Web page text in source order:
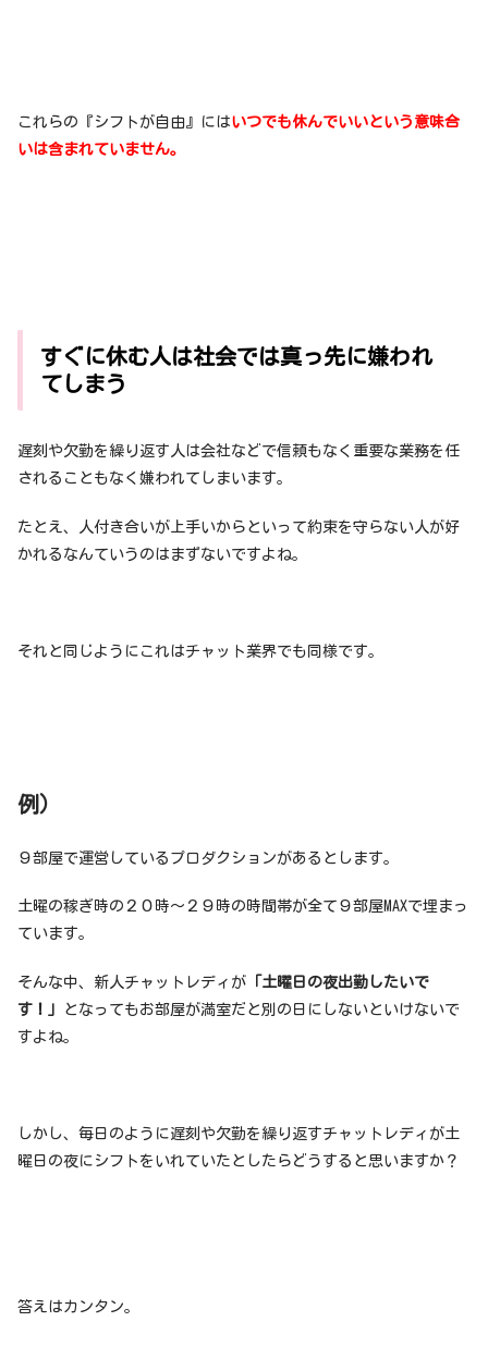
これらの『シフトが自由』にはいつでも休んでいいという意味合
いは含まれていません。
すぐに休む人は社会では真っ先に嫌われ
てしまう
遅刻や欠勤を繰り返す人は会社などで信頼もなく重要な業務を任
されることもなく嫌われてしまいます。
たとえ、人付き合いが上手いからといって約束を守らない人が好
かれるなんていうのはまずないですよね。
それと同じようにこれはチャット業界でも同様です。
例）
９部屋で運営しているプロダクションがあるとします。
土曜の稼ぎ時の２０時〜２９時の時間帯が全て９部屋MAXで埋まっ
ています。
そんな中、新人チャットレディが 「土曜日の夜出勤したいで
す！」
となってもお部屋が満室だと別の日にしないといけないで
すよね。
しかし、毎日のように遅刻や欠勤を繰り返すチャットレディが土
曜日の夜にシフトをいれていたとしたらどうすると思いますか？
答えはカンタン。